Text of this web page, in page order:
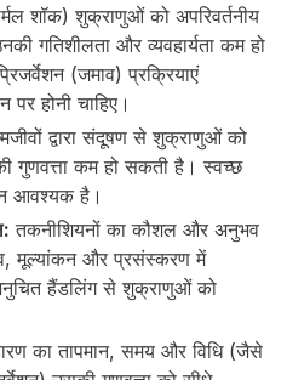
शॉक) शुक्राणुओं को अपरिवर्तनीय
गतिशीलता और व्यवहार्यता कम हो
(जमाव) प्रक्रियाएं
पर होनी चाहिए।
द्वारा संदूषण से शुक्राणुओं को
गुणवत्ता कम हो सकती है। स्वच्छ
आवश्यक है।
तकनीशियनों का कौशल और अनुभव
मूल्यांकन और प्रसंस्करण में
अनुचित हैंडलिंग से शुक्राणुओं को
का तापमान, समय और विधि (जैसे